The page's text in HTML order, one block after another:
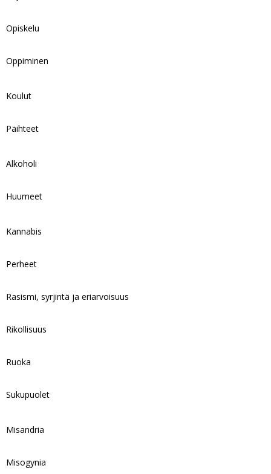
Opiskelu
Oppiminen
Koulut
Päihteet
Alkoholi
Huumeet
Kannabis
Perheet
Rasismi, syrjintä ja eriarvoisuus
Rikollisuus
Ruoka
Sukupuolet
Misandria
Misogynia